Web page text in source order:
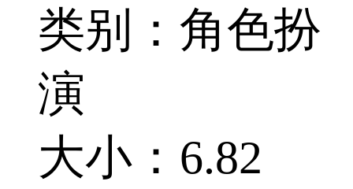
类别：角色扮
演
大小：6.82